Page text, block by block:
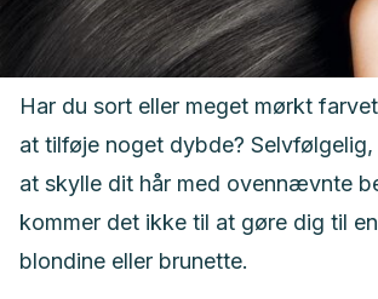
Har du sort eller meget mørkt
at tilføje noget dybde?
at skylle dit hår med ovennævnte
kommer det ikke til at gøre dig til
blondine eller brunette.